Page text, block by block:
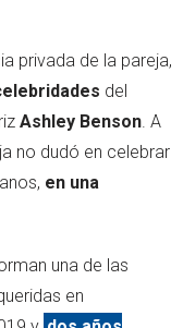
privada de la pareja,
del
Ashley Benson. A
no dudó en celebrar
en una
una de las
en